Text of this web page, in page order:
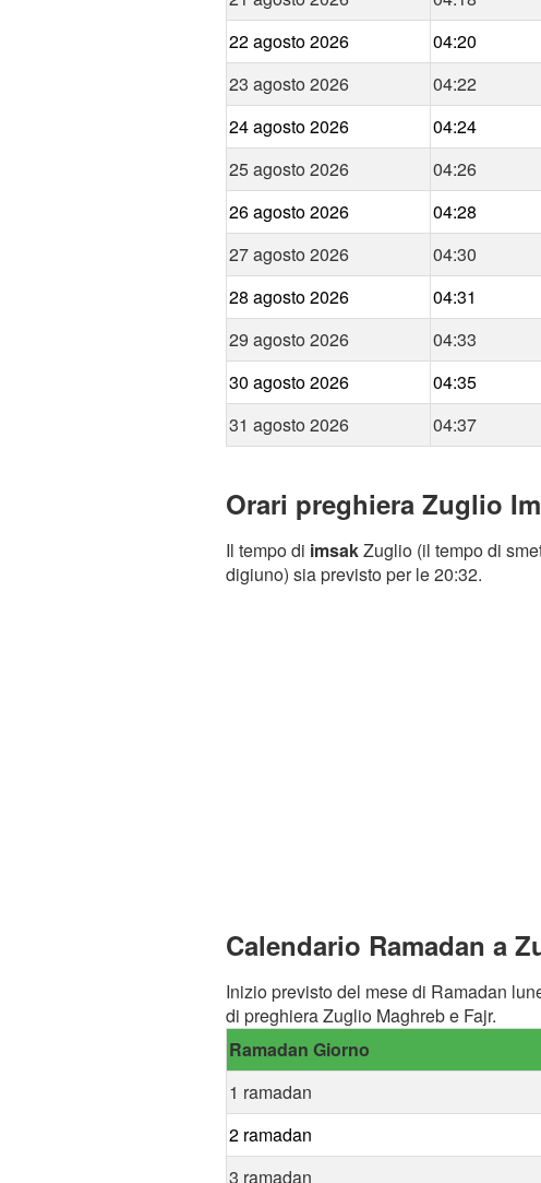
22 agosto 2026
04:20
23 agosto 2026
04:22
24 agosto 2026
04:24
25 agosto 2026
04:26
26 agosto 2026
04:28
27 agosto 2026
04:30
28 agosto 2026
04:31
29 agosto 2026
04:33
30 agosto 2026
04:35
31 agosto 2026
04:37
Orari preghiera Zuglio
Il tempo di imsakZuglio (il tempo di
digiuno) sia previsto per le 20:32.
Calendario Ramadan a
Inizio previsto del mese di Ramadan
di preghiera Zuglio Maghreb e Fajr.
Ramadan Giorno
1 ramadan
2 ramadan
3 ramadan